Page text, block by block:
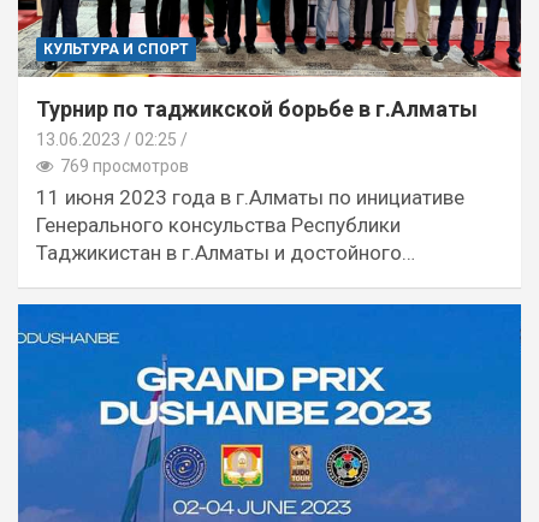
КУЛЬТУРА И СПОРТ
Турнир по таджикской борьбе в г.Алматы
13.06.2023
02:25 /
769 просмотров
11 июня 2023 года в г.Алматы по инициативе
Генерального консульства Республики
Таджикистан в г.Алматы и достойного…